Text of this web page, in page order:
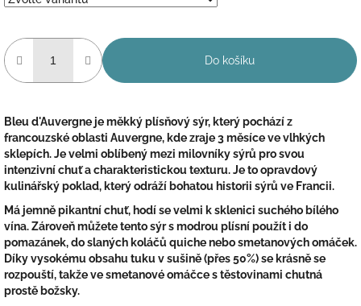
Do košíku
Bleu d'Auvergne je měkký plísňový sýr, který pochází z
francouzské oblasti Auvergne, kdezraje 3 měsíceve vlhkých
sklepích. Je velmi oblíbený mezi milovníky sýrů pro svou
intenzivní chuť a charakteristickou texturu. Je to opravdový
kulinářský poklad, který odráží bohatou historii sýrů ve Francii.
Má jemně pikantní chuť, hodí se velmi k sklenici suchého bílého
vína. Zároveň můžete tento sýr s modrou plísní použít i do
pomazánek, do slaných koláčů quiche nebo smetanových omáček.
Díky vysokému obsahu tuku v sušině (přes 50%) se krásně se
rozpouští, takže ve smetanové omáčce s těstovinami chutná
prostě božsky.